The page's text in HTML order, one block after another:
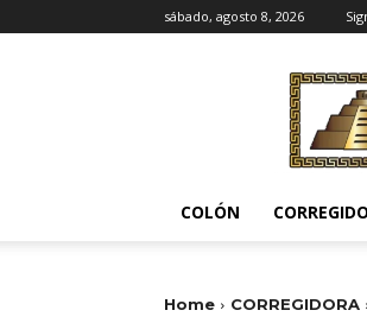
sábado, agosto 8, 2026
COLÓN
Home CORREGIDORA